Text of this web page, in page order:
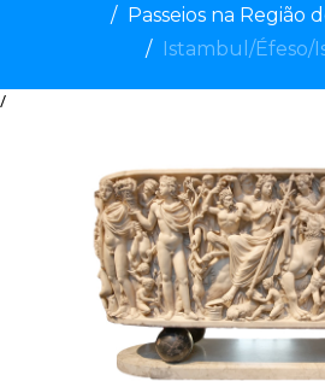
Passeios na Região
Istambul/Éfeso/
/